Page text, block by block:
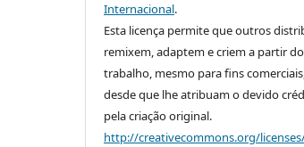
Internacional.
Esta licença permite que outros
remixem, adaptem e criem a partir
trabalho, mesmo para fins
desde que lhe atribuam o devido
pela criação original.
http://creativecommons.org/